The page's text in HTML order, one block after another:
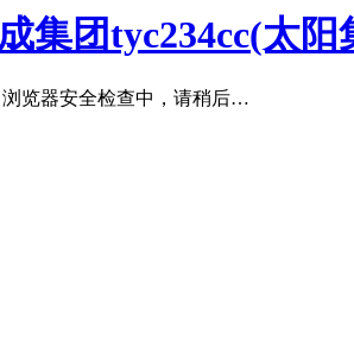
集团tyc234cc(太
览器安全检查中，请稍后…